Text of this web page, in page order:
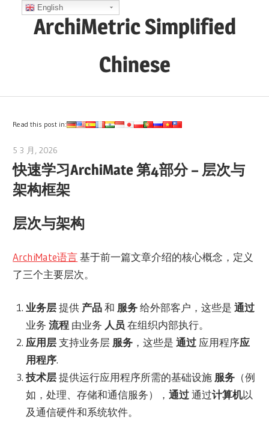
ArchiMetric Simplified
Chinese
Ops,
Agile
and
More
Read this post in:
5 3 月, 2026
快速学习ArchiMate 第4部分 – 层次与
架构框架
层次与架构
ArchiMate语言基于前一篇文章介绍的核心概念，定义
了三个主要层次。
业务层提供 产品和 服务给外部客户，这些是 通过
业务 流程由业务 人员 在组织内部执行。
应用层支持业务层 服务，这些是 通过应用程序应
用程序.
技术层提供运行应用程序所需的基础设施 服务（例
如，处理、存储和通信服务）， 通过通过计算机以
及通信硬件和系统软件。
English